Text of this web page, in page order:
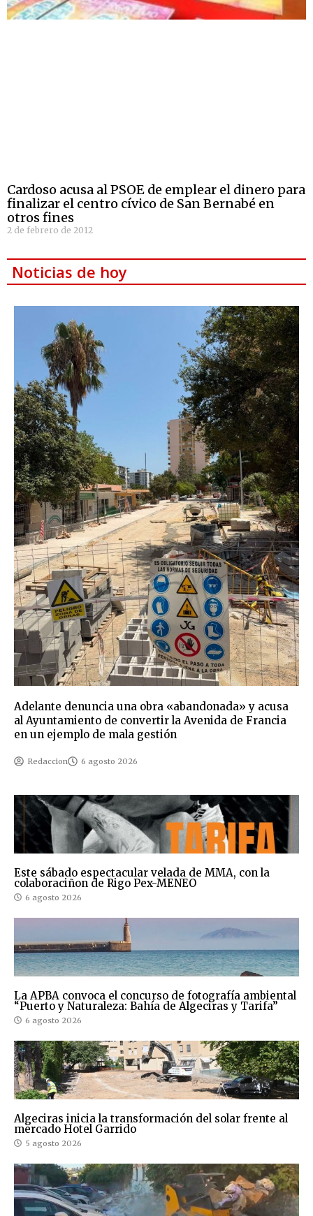
Cardoso acusa al PSOE de emplear el dinero para
finalizar el centro cívico de San Bernabé en
otros fines
2 de febrero de 2012
Noticias de hoy
Adelante denuncia una obra «abandonada» y acusa
al Ayuntamiento de convertir la Avenida de Francia
en un ejemplo de mala gestión
Redaccion 6 agosto 2026
Este sábado espectacular velada de MMA, con la
colaboraciñon de Rigo Pex-MENEO
6 agosto 2026
La APBA convoca el concurso de fotografía ambiental
“Puerto y Naturaleza: Bahía de Algeciras y Tarifa”
6 agosto 2026
Algeciras inicia la transformación del solar frente al
mercado Hotel Garrido
5 agosto 2026